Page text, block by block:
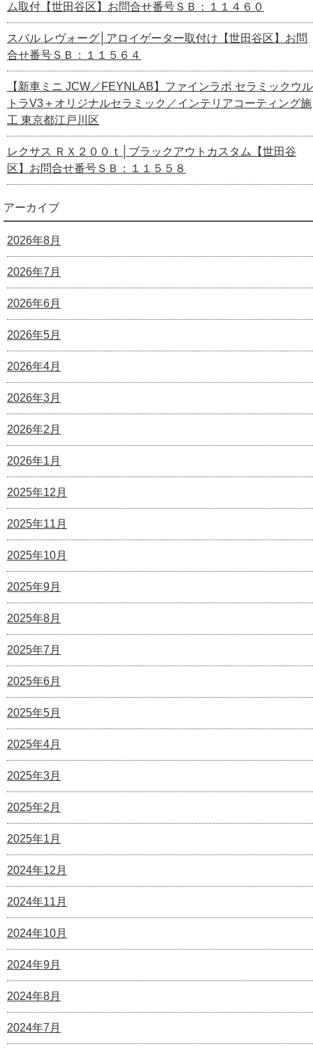
ム取付【世田谷区】お問合せ番号ＳＢ：１１４６０
スバル レヴォーグ│アロイゲーター取付け【世田谷区】お問
合せ番号ＳＢ：１１５６４
【新車ミニ JCW／FEYNLAB】ファインラボ セラミックウル
トラV3＋オリジナルセラミック／インテリアコーティング施
工 東京都江戸川区
レクサス ＲＸ２００ｔ│ブラックアウトカスタム【世田谷
区】お問合せ番号ＳＢ：１１５５８
アーカイブ
2026年8月
2026年7月
2026年6月
2026年5月
2026年4月
2026年3月
2026年2月
2026年1月
2025年12月
2025年11月
2025年10月
2025年9月
2025年8月
2025年7月
2025年6月
2025年5月
2025年4月
2025年3月
2025年2月
2025年1月
2024年12月
2024年11月
2024年10月
2024年9月
2024年8月
2024年7月